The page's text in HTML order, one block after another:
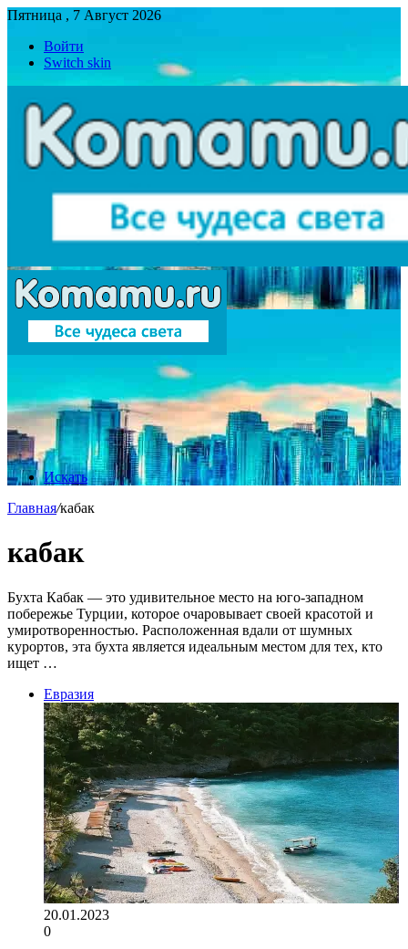
Пятница , 7 Август 2026
Войти
Switch skin
Искать
Главная/кабак
кабак
Бухта Кабак — это удивительное место на юго-западном
побережье Турции, которое очаровывает своей красотой и
умиротворенностью. Расположенная вдали от шумных
курортов, эта бухта является идеальным местом для тех, кто
ищет …
Евразия
20.01.2023
0